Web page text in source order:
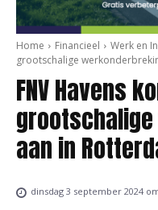
Home Financieel Werk en
grootschalige
FNV Havens
aan in
dinsdag 3 september 2024